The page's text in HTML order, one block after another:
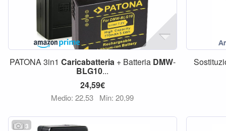
PATONA 3in1 Caricabatteria+ Batteria DMW-
BLG10...
24,59€
Medio: 22,53 Min: 20,99
3